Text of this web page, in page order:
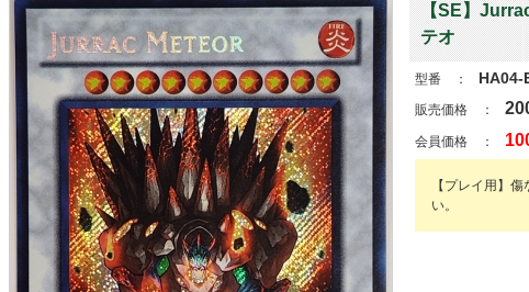
【SE】
テオ
型番 ： HA04-
販売価格 ：
会員価格 ：
【プレイ用】
い。